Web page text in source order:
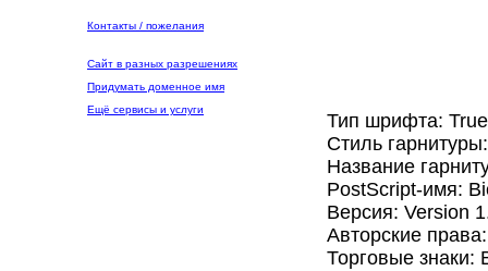
Контакты / пожелания
Сайт в разных разрешениях
Придумать доменное имя
Ещё сервисы и услуги
Тип шрифта:
Стиль
Название
PostScript-имя:
Версия: Version
Авторские
Торговые знаки: